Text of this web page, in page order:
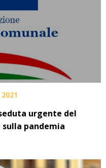
urgente del
pandemia